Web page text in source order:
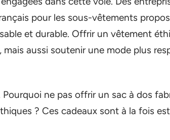
pour les sous-vêtements
et durable. Offrir un vêtement
aussi soutenir une mode plus
Pourquoi ne pas offrir un sac à dos
? Ces cadeaux sont à la fois